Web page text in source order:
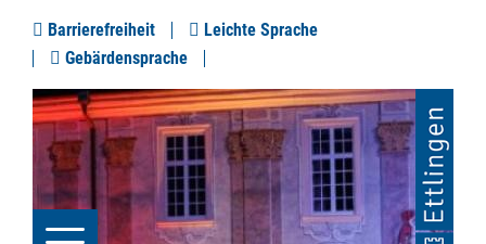
Barrierefreiheit
Leichte Sprache
Gebärdensprache